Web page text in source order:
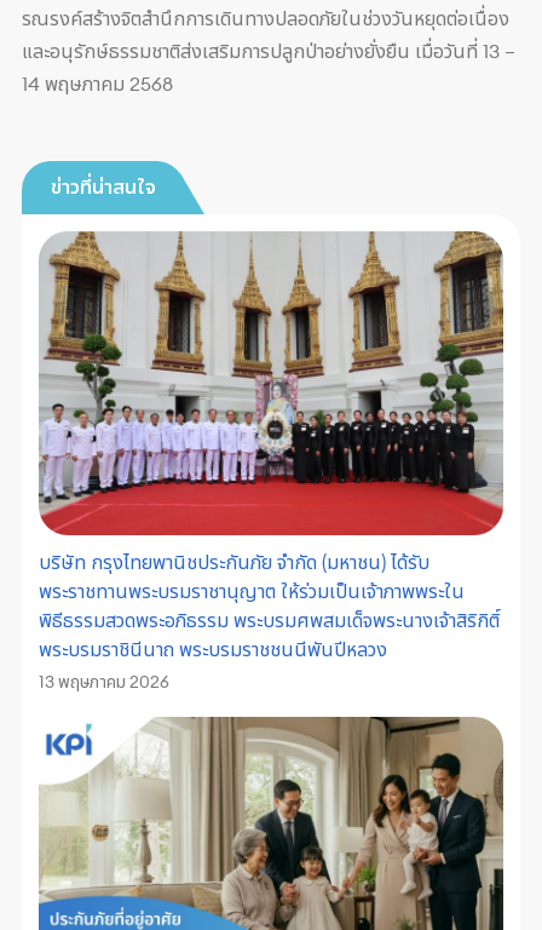
รณรงค์สร้างจิตสำนึกการเดินทางปลอดภัยในช่วงวันหยุดต่อเนื่อง
และอนุรักษ์ธรรมชาติส่งเสริมการปลูกป่าอย่างยั่งยืน เมื่อวันที่ 13 –
14 พฤษภาคม 2568
ข่าวที่น่าสนใจ
บริษัท กรุงไทยพานิชประกันภัย จำกัด (มหาชน) ได้รับ
พระราชทานพระบรมราชานุญาต ให้ร่วมเป็นเจ้าภาพพระใน
พิธีธรรมสวดพระอภิธรรม พระบรมศพสมเด็จพระนางเจ้าสิริกิติ์
พระบรมราชินีนาถ พระบรมราชชนนีพันปีหลวง
13 พฤษภาคม 2026